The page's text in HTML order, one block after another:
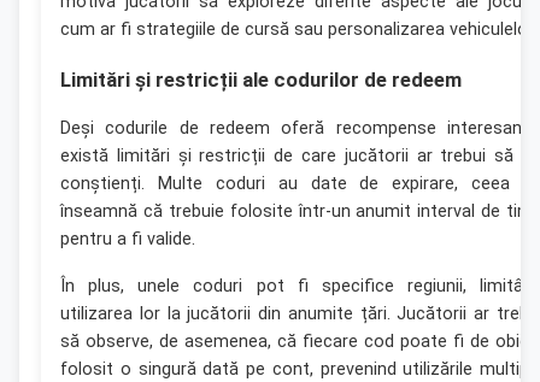
cum ar fi strategiile de cursă sau personalizarea vehiculelor.
Limitări și restricții ale codurilor de redeem
Deși codurile de redeem oferă recompense
există limitări și restricții de care jucătorii ar trebui să
conștienți. Multe coduri au date de expirare, ceea
înseamnă că trebuie folosite într-un anumit interval de
pentru a fi valide.
În plus, unele coduri pot fi specifice regiunii,
utilizarea lor la jucătorii din anumite țări. Jucătorii ar
să observe, de asemenea, că fiecare cod poate fi de
folosit o singură dată pe cont, prevenind utilizările